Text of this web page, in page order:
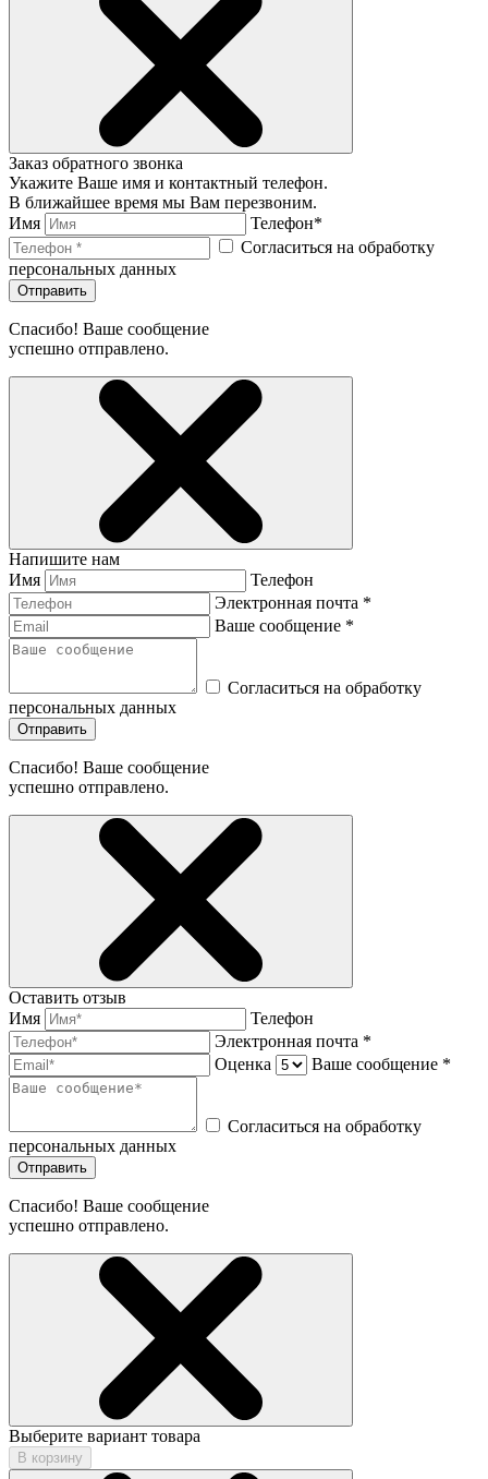
Заказ обратного звонка
Укажите Ваше имя и контактный телефон.
В ближайшее время мы Вам перезвоним.
Имя
Телефон*
Согласиться на обработку
персональных данных
Отправить
Спасибо! Ваше сообщение
успешно отправлено.
Напишите нам
Имя
Телефон
Электронная почта *
Ваше сообщение *
Согласиться на обработку
персональных данных
Отправить
Спасибо! Ваше сообщение
успешно отправлено.
Оставить отзыв
Имя
Телефон
Электронная почта *
Оценка
Ваше сообщение *
Согласиться на обработку
персональных данных
Отправить
Спасибо! Ваше сообщение
успешно отправлено.
Выберите вариант товара
В корзину